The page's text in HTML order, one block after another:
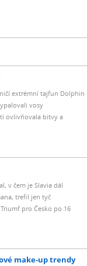
extrémní tajfun Dolphin
vosy
ovlivňovala bitvy a
v čem je Slavia dál
trefil jen tyč
pro Česko po 16
make-up trendy